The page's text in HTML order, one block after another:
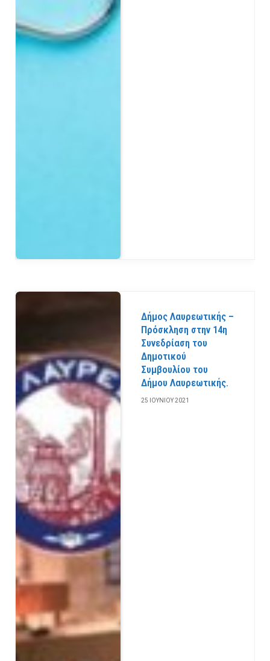
Δήμος Λαυρεωτικής –
Πρόσκληση στην 14η
Συνεδρίαση του
Δημοτικού
Συμβουλίου του
Δήμου Λαυρεωτικής.
25 ΙΟΥΝΊΟΥ 2021